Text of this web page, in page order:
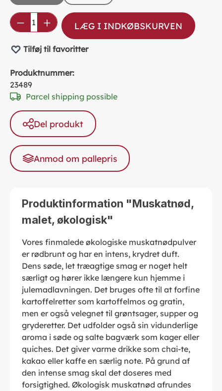
Product Quantity: Enter the desired
LÆG I INDKØBSKURVEN
Tilføj til favoritter
Produktnummer:
23489
Parcel shipping possible
Del produkt
Anmod om pallepris
Produktinformation "Muskatnød,
malet, økologisk"
Vores finmalede økologiske muskatnødpulver
er rødbrunt og har en intens, krydret duft.
Dens søde, let træagtige smag er noget helt
særligt og hører ikke længere kun hjemme i
julemadlavningen. Det bruges ofte til at forfine
kartoffelretter som kartoffelmos og gratin,
men er også velegnet til grøntsager, supper og
gryderetter. Det udfolder også sin vidunderlige
aroma i søde og salte bagværk som kager eller
quiches. Det giver varme drikke som chai-te,
kakao eller kaffe en særlig note. På grund af
den intense smag skal det doseres med
forsigtighed. Økologisk muskatnød afrundes